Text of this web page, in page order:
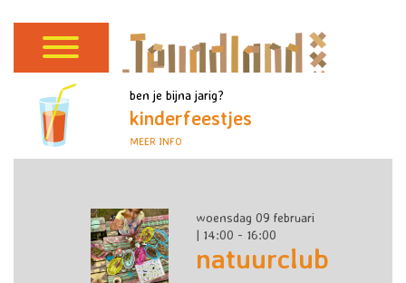
ben je bijna jarig?
kinderfeestjes
MEER INFO
woensdag 09 februari
| 14:00 - 16:00
natuurclub